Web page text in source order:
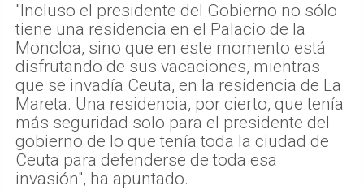
"Incluso el presidente del Gobierno no sólo
tiene una residencia en el Palacio de la
Moncloa, sino que en este momento está
disfrutando de sus vacaciones, mientras
que se invadía Ceuta, en la residencia de La
Mareta. Una residencia, por cierto, que tenía
más seguridad solo para el presidente del
gobierno de lo que tenía toda la ciudad de
Ceuta para defenderse de toda esa
invasión", ha apuntado.